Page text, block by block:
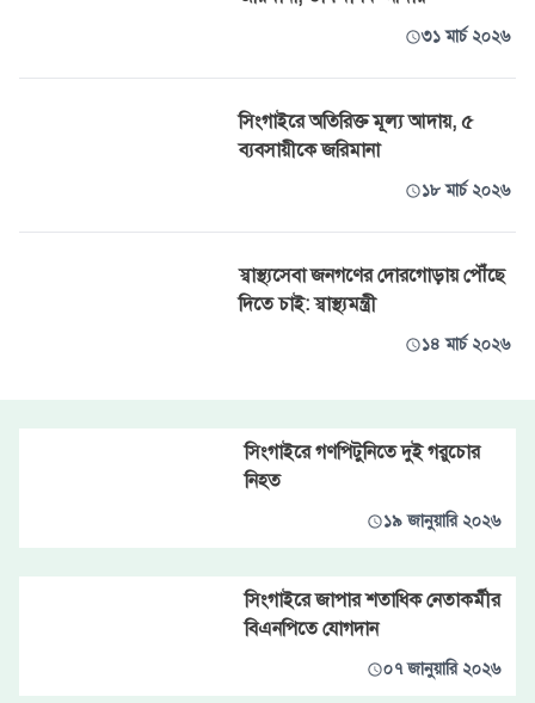
৩১ মার্চ ২০২৬
সিংগাইরে অতিরিক্ত মূল্য আদায়, ৫
ব্যবসায়ীকে জরিমানা
১৮ মার্চ ২০২৬
স্বাস্থ্যসেবা জনগণের দোরগোড়ায় পৌঁছে
দিতে চাই: স্বাস্থ্যমন্ত্রী
১৪ মার্চ ২০২৬
সিংগাইরে গণপিটুনিতে দুই গরুচোর
নিহত
১৯ জানুয়ারি ২০২৬
সিংগাইরে জাপার শতাধিক নেতাকর্মীর
বিএনপিতে যোগদান
০৭ জানুয়ারি ২০২৬